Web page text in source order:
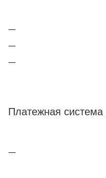
Платежная